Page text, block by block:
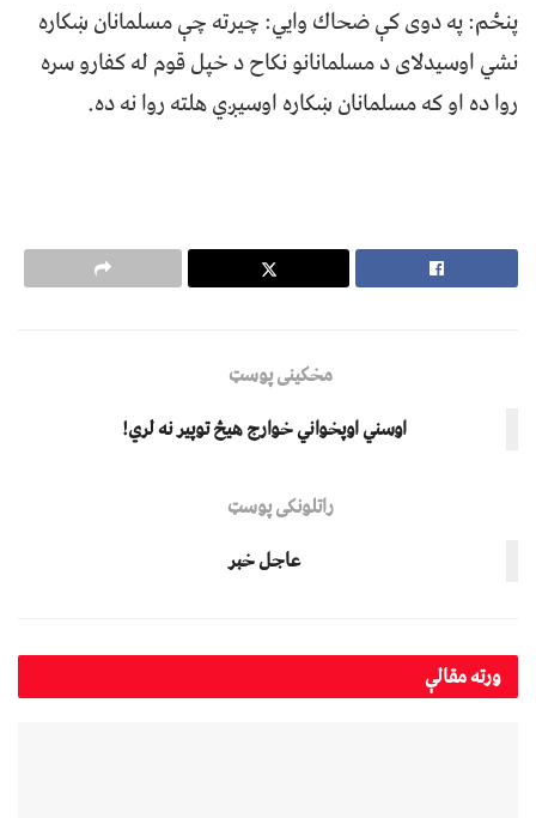
پنځم: په دوی کې ضحاك وايي: چيرته چې مسلمانان ښکاره
نشي اوسيدلای د مسلمانانو نکاح د خپل قوم له کفارو سره
روا ده او که مسلمانان ښکاره اوسيږي هلته روا نه ده.
مخکینی پوسټ
اوسني اوپخواني خوارج هیڅ توپیر نه لري!
راتلونکی پوسټ
عاجل خبر
ورتهمقالې